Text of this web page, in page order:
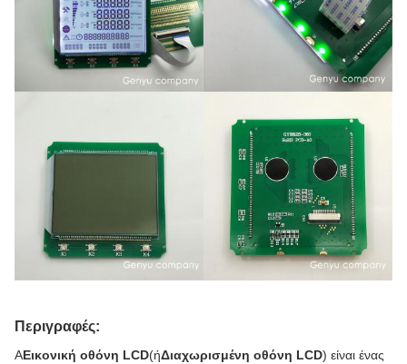
Περιγραφές:
ΑΕικονική οθόνη LCD(ήΔιαχωρισμένη οθόνη LCD) είναι ένας